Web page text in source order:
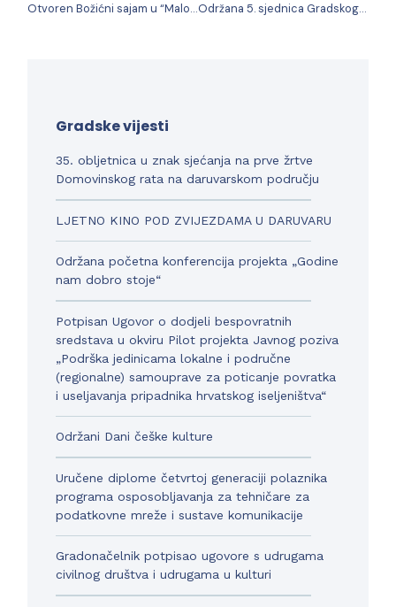
Otvoren Božićni sajam u “Maloj ulici” Održana 5. sjednica Gradskog vijeća Grada Daruvara
Gradske vijesti
35. obljetnica u znak sjećanja na prve žrtve
Domovinskog rata na daruvarskom području
LJETNO KINO POD ZVIJEZDAMA U DARUVARU
Održana početna konferencija projekta „Godine
nam dobro stoje“
Potpisan Ugovor o dodjeli bespovratnih
sredstava u okviru Pilot projekta Javnog poziva
„Podrška jedinicama lokalne i područne
(regionalne) samouprave za poticanje povratka
i useljavanja pripadnika hrvatskog iseljeništva“
Održani Dani češke kulture
Uručene diplome četvrtoj generaciji polaznika
programa osposobljavanja za tehničare za
podatkovne mreže i sustave komunikacije
Gradonačelnik potpisao ugovore s udrugama
civilnog društva i udrugama u kulturi